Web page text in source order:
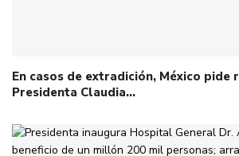
En casos de extradición, México pide
Presidenta Claudia…